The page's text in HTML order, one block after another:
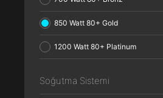
850 Watt 80+ Gold
1200 Watt 80+ Platinum
Soğutma Sistemi